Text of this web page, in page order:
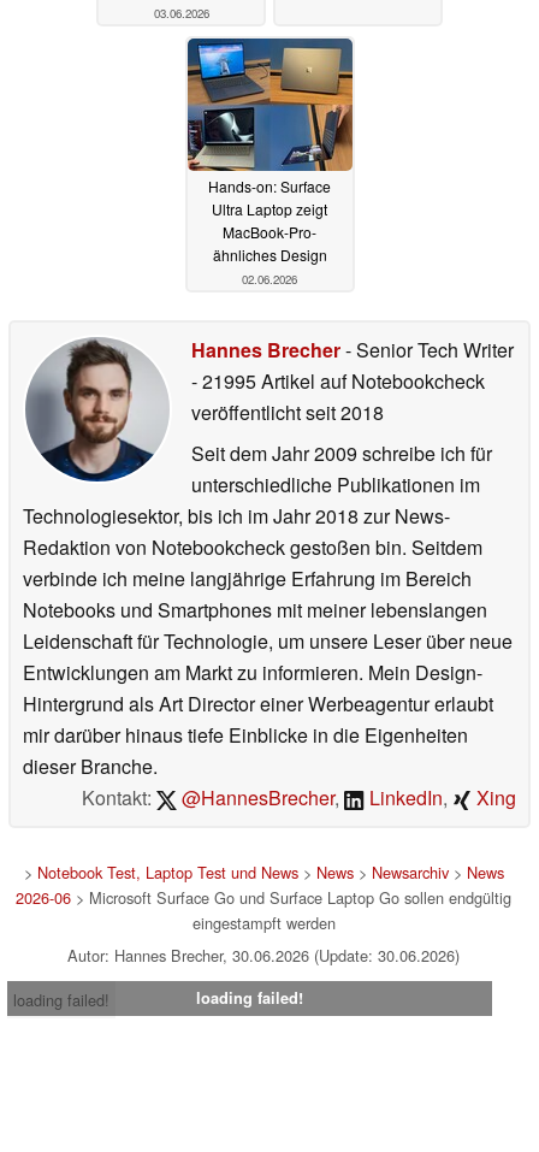
03.06.2026
Hands-on: Surface
Ultra Laptop zeigt
MacBook-Pro-
ähnliches Design
02.06.2026
Hannes Brecher- Senior Tech Writer
- 21995 Artikel auf Notebookcheck
veröffentlichtseit 2018
Seit dem Jahr 2009 schreibe ich für
unterschiedliche Publikationen im
Technologiesektor, bis ich im Jahr 2018 zur News-
Redaktion von Notebookcheck gestoßen bin. Seitdem
verbinde ich meine langjährige Erfahrung im Bereich
Notebooks und Smartphones mit meiner lebenslangen
Leidenschaft für Technologie, um unsere Leser über neue
Entwicklungen am Markt zu informieren. Mein Design-
Hintergrund als Art Director einer Werbeagentur erlaubt
mir darüber hinaus tiefe Einblicke in die Eigenheiten
dieser Branche.
Kontakt:
@HannesBrecher, LinkedIn, Xing
> Notebook Test, Laptop Test und News> News> Newsarchiv> News
2026-06 > Microsoft Surface Go und Surface Laptop Go sollen endgültig
eingestampft werden
Autor: Hannes Brecher, 30.06.2026 (Update: 30.06.2026)
loading failed!
loading failed!